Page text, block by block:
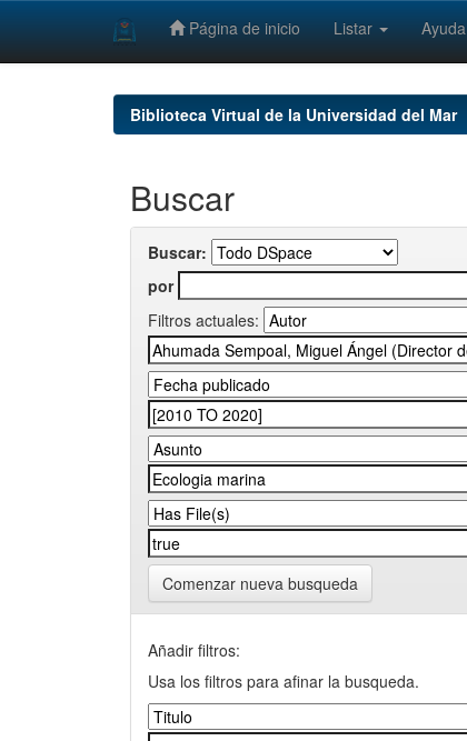
Página de inicio Listar Ayuda
Biblioteca Virtual de la Universidad del Mar
Buscar
Buscar:
por
Filtros actuales:
Comenzar nueva busqueda
Añadir filtros:
Usa los filtros para afinar la busqueda.